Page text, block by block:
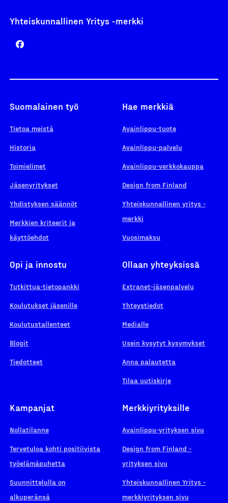
Yhteiskunnallinen Yritys -merkki
Suomalainen työ
Tietoa meistä
Historia
Toimielimet
Jäsenyritykset
Yhdistyksen säännöt
Merkkien kriteerit ja
käyttöehdot
Hae merkkiä
Avainlippu-tuote
Avainlippu-palvelu
Avainlippu-verkkokauppa
Design from Finland
Yhteiskunnallinen yritys -
merkki
Vuosimaksu
Opi ja innostu
Tutkittua-tietopankki
Koulutukset jäsenille
Koulutustallenteet
Blogit
Tiedotteet
Ollaan yhteyksissä
Extranet-jäsenpalvelu
Yhteystiedot
Medialle
Usein kysytyt kysymykset
Anna palautetta
Tilaa uutiskirje
Kampanjat
Nollatilanne
Tervetuloa kohti positiivista
työelämäpuhetta
Suunnittelulla on
alkuperänsä
Merkkiyrityksille
Avainlippu-yrityksen sivu
Design from Finland -
yrityksen sivu
Yhteiskunnallinen Yritys -
merkkiyrityksen sivu